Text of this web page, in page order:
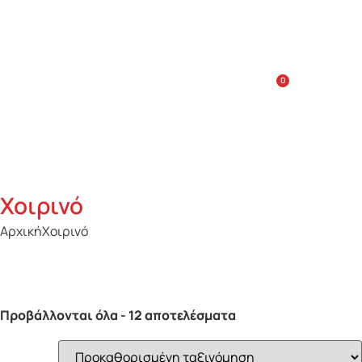
0
Χοιρινό
ΑρχικήΧοιρινό
Προβάλλονται όλα - 12 αποτελέσματα